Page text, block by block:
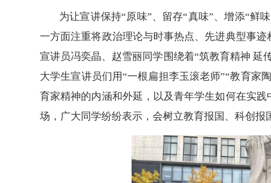
为让宣讲保持“原味”、留存“真味”、增添“鲜
一方面注重将政治理论与时事热点、先进典型事
宣讲员冯奕晶、赵雪丽同学围绕着“筑教育精神 延
大学生宣讲员们用“一根扁担李玉滚老师”“教育家
育家精神的内涵和外延，以及青年学生如何在实
场，广大同学纷纷表示，会树立教育报国、科创报